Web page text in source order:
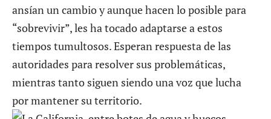
ansían un cambio y aunque hacen lo posible para
“sobrevivir”, les ha tocado adaptarse a estos
tiempos tumultosos. Esperan respuesta de las
autoridades para resolver sus problemáticas,
mientras tanto siguen siendo una voz que lucha
por mantener su territorio.